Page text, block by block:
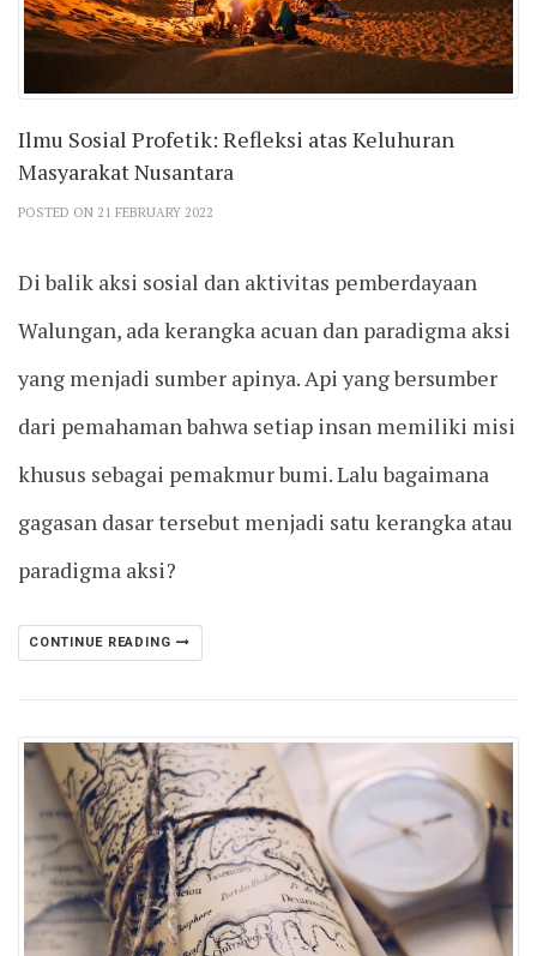
Ilmu Sosial Profetik: Refleksi atas Keluhuran
Masyarakat Nusantara
POSTED ON 21 FEBRUARY 2022
Di balik aksi sosial dan aktivitas pemberdayaan
Walungan, ada kerangka acuan dan paradigma aksi
yang menjadi sumber apinya. Api yang bersumber
dari pemahaman bahwa setiap insan memiliki misi
khusus sebagai pemakmur bumi. Lalu bagaimana
gagasan dasar tersebut menjadi satu kerangka atau
paradigma aksi?
CONTINUE READING